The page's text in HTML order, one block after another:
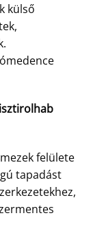
külső
felülete
tapadást